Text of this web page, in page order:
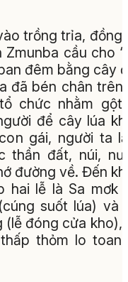
trồng trỉa, đồng
Zmunba cầu cho
đêm bằng cây
đã bén chân trên
chức nhằm gột
để cây lúa
gái, người ta
thần đất, núi,
đường về. Đến
hai lễ là Sa mơk
suốt lúa) và
(lễ đóng cửa kho),
thỏm lo toan